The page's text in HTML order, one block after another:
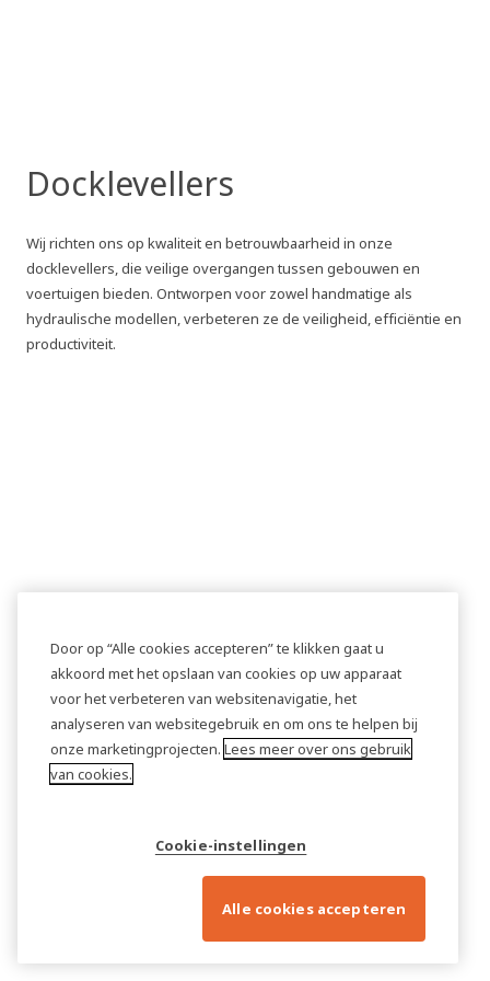
Docklevellers
Wij richten ons op kwaliteit en betrouwbaarheid in onze
docklevellers, die veilige overgangen tussen gebouwen en
voertuigen bieden. Ontworpen voor zowel handmatige als
hydraulische modellen, verbeteren ze de veiligheid, efficiëntie en
productiviteit.
Door op “Alle cookies accepteren” te klikken gaat u
akkoord met het opslaan van cookies op uw apparaat
voor het verbeteren van websitenavigatie, het
analyseren van websitegebruik en om ons te helpen bij
onze marketingprojecten. Lees meer over ons gebruik
van cookies.
Cookie-instellingen
Alle cookies accepteren